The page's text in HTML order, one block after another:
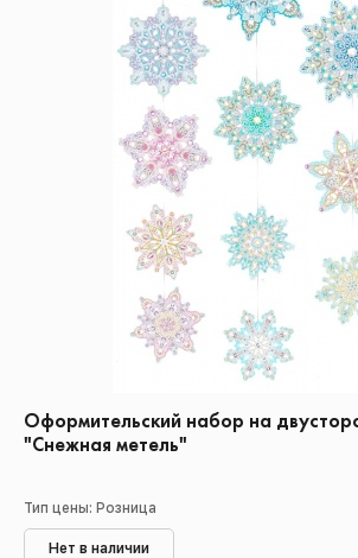
Оформительский набор на
"Снежная метель"
Тип цены: Розница
Нет в наличии